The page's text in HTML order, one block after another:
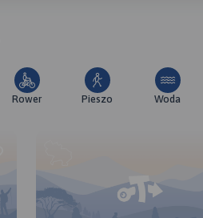
Rower Pieszo Woda